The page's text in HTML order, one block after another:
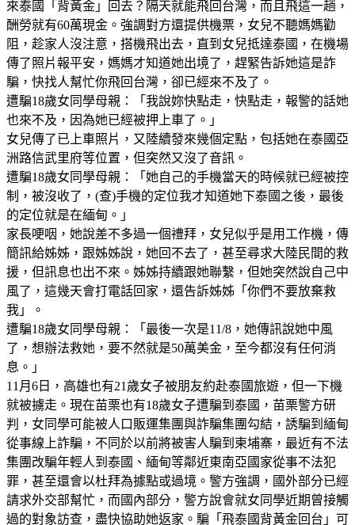
來泰國「背黃金」回去？隔天就能飛回台灣，而且飛這一趟，
酬勞就有60萬現金。強調對方還提供機票，女兒不聽媽媽勸
阻，趁家人沒注意，搭機飛出去，直到女兒抵達泰國，在機場
傳了照片報平安，媽媽才知道她出境了，趕緊告訴她這是詐
騙，快找人幫忙你飛回台灣，卻已經來不及了。
遭騙18歲女同學母親：「我說妳快點走，快點走，報警的話她
也來不及，因為她已經被押上車了。」
女兒傳了已上車照片，又陸續發來幾個定點，包括她在泰國亞
洲路信武里府等位置，但突然又沒了音訊。
遭騙18歲女同學母親：「她自己的手機當天的時候就已經被控
制，被沒收了，(查)手機的定位我才知道她下泰國之後，最後
的定位就是在緬甸。」
家長哽咽，她說差不多過一個禮拜，女兒似乎是用工作機，傳
簡訊給姊姊，跟姊姊說，她回不去了，甚至尋求大陸民間的救
援，但訊息也出不來。姊姊持續跟她聯繫，但她突然說自己中
風了，這幾天會打電話回家，還告訴姊姊「你們不要放棄救
我」。
遭騙18歲女同學母親：「最後一次是11/8，她傳訊說她中風
了，想辦法救她，要不然就是50萬美金，至今都沒有任何消
息。」
11月6日，高雄也有21歲女子被朋友約赴泰國旅遊，但一下機
就被擄走。現在苗栗也有18歲女子遭騙到泰國，苗栗警方研
判，女同學可能被人口販運集團與詐騙集團勾結，誘騙到緬甸
從事線上詐騙，不同於以前將被害人騙到柬埔寨，最近有不法
集團改騙年輕人到泰國、緬甸等鄰近東南亞國家從事不法犯
罪，甚至還會以杜拜為據點或過境。警方強調，國外部分已經
請求外交部幫忙，而國內部分，警方說會就女同學近期曾接觸
過的對象訪查，盡快協助她返家。騙「飛泰國背黃金回台」可